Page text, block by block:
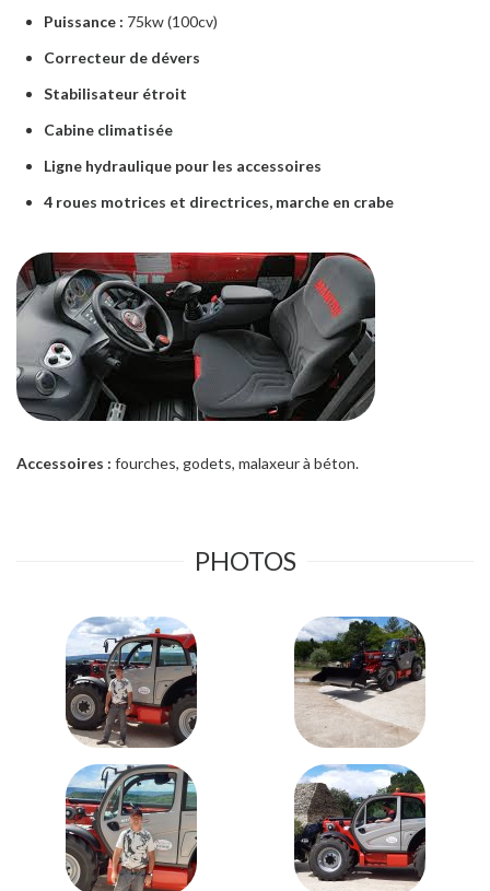
Puissance : 75kw (100cv)
Correcteur de dévers
Stabilisateur étroit
Cabine climatisée
Ligne hydraulique pour les accessoires
4 roues motrices et directrices, marche en crabe
Accessoires : fourches, godets, malaxeur à béton.
PHOTOS